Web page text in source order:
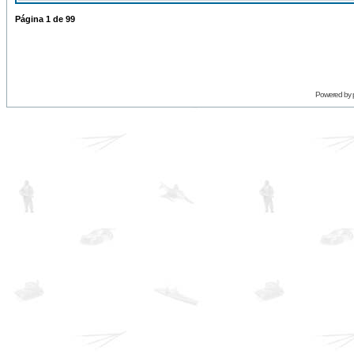
Página 1 de 99
Powered by